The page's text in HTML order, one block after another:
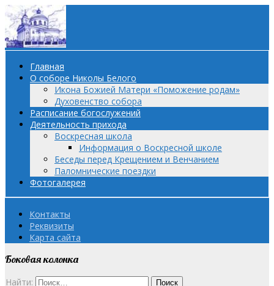
Главная
О соборе Николы Белого
Икона Божией Матери «Поможение родам»
Духовенство собора
Расписание богослужений
Деятельность прихода
Воскресная школа
Информация о Воскресной школе
Беседы перед Крещением и Венчанием
Паломнические поездки
Фотогалерея
Контакты
Реквизиты
Карта сайта
Боковая колонка
Найти: